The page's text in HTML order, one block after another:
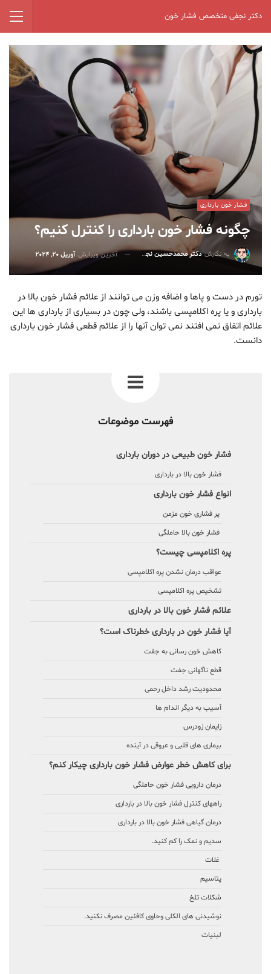
دکتر نجفی متخصص فشار خون
فشار خون بارداری
چگونه فشار خون بارداری را کنترل کنیم؟
به نگارشدکتر محمدحسین نجفی آخرین ویرایش آوریل 20, 2024
تورم در دست و پاها و اضافه وزن می توانند از علائم فشار خون بالا در
بارداری و یا پره اکلامپسی باشند، ولی چون در بسیاری از بارداری ها این
علائم اتفاق نمی افتند نمی توان آنها را از علائم قطعی فشار خون بارداری
دانست.
فهرست موضوعات
فشار خون طبیعی در دوران بارداری
فشار خون بالا در بارداری
انواع فشار خون بارداری
پر فشاری خون مزمن
فشار خون بالا حاملگی
پره اکلامپسی چیست؟
عواقب درمان نشدن پره اکلامپسی
تشخیص پره اکلامپسی
علائم فشار خون بالا در بارداری
آیا فشار خون در بارداری خطرناک است؟
کاهش خون رسانی به جفت
قطع ناگهانی جفت
محدودیت رشد داخل رحمی
آسیب به دیگر اندام ها
زایمان زودرس
بیماری های قلبی و عروقی در آینده
برای کاهش خطر عوارض فشار خون بارداری چیکار کنم؟
درمان دارویی فشار خون حاملگی
راههای کنترل فشار خون بالا در بارداری
درمان گیاهی فشار خون بالا در بارداری
سدیم و نمک را کم کنید.
غلات
پتاسیم
شکلات تلخ
نوشیدنی های الکلی وحاوی کافئین مصرف نکنید.
لبنیات